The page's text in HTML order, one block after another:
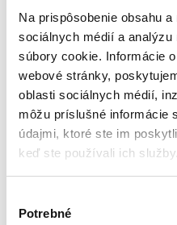
Na prispôsobenie obsahu
sociálnych médií a
súbory cookie. Informácie
webové stránky,
oblasti sociálnych médií,
môžu príslušné informácie
údajmi, ktoré ste im
keď ste používali ich služby.
súhlasu
Potrebné